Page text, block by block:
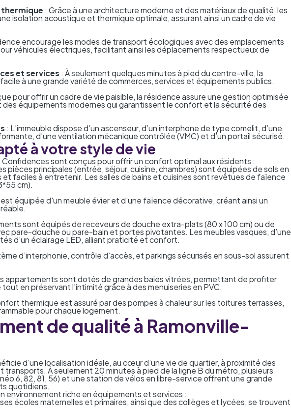
: Grâce à une architecture moderne et des matériaux de qualité, les
isolation acoustique et thermique optimale, assurant ainsi un cadre de vie
encourage les modes de transport écologiques avec des emplacements
véhicules électriques, facilitant ainsi les déplacements respectueux de
et services : À seulement quelques minutes à pied du centre-ville, la
à une grande variété de commerces, services et équipements publics.
pour offrir un cadre de vie paisible, la résidence assure une gestion optimisée
équipements modernes qui garantissent le confort et la sécurité des
: L’immeuble dispose d’un ascenseur, d’un interphone de type comelit, d’une
d’une ventilation mécanique contrôlée (VMC) et d’un portail sécurisé.
à votre style de vie
sont conçus pour offrir un confort optimal aux résidents :
pièces principales (entrée, séjour, cuisine, chambres) sont équipées de sols en
et faciles à entretenir. Les salles de bains et cuisines sont revêtues de faïence
cm).
équipée d'un meuble évier et d’une faïence décorative, créant ainsi un
sont équipés de receveurs de douche extra-plats (80 x 100 cm) ou de
pare-douche ou pare-bain et portes pivotantes. Les meubles vasques, d’une
d’un éclairage LED, alliant praticité et confort.
d’interphonie, contrôle d’accès, et parkings sécurisés en sous-sol assurent
appartements sont dotés de grandes baies vitrées, permettant de profiter
en préservant l’intimité grâce à des menuiseries en PVC.
thermique est assuré par des pompes à chaleur sur les toitures terrasses,
pour chaque logement.
de qualité à Ramonville-
d’une localisation idéale, au cœur d’une vie de quartier, à proximité des
transports. À seulement 20 minutes à pied de la ligne B du métro, plusieurs
6, 82, 81, 56) et une station de vélos en libre-service offrent une grande
quotidiens.
environnement riche en équipements et services :
écoles maternelles et primaires, ainsi que des collèges et lycées, se trouvent